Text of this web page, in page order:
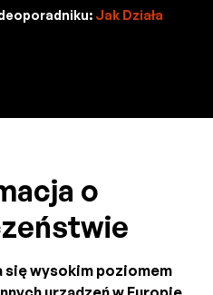
Jak Działa
o
wysokim poziomem